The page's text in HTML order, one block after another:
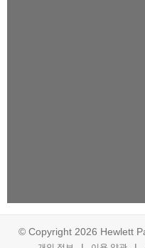
© Copyright 2026 Hewlett